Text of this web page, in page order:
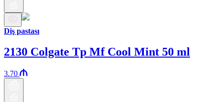
Diş pastası
2130 Colgate Tp Mf Cool Mint 50 ml
3.70